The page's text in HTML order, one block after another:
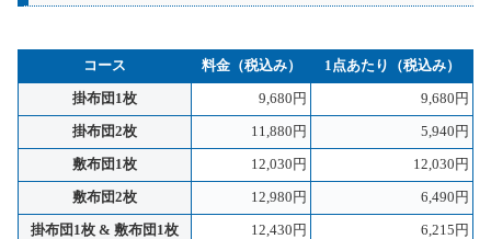
コース 料金（税込み） 1点あたり（税込み）
掛布団1枚 9,680円 9,680円
掛布団2枚 11,880円 5,940円
敷布団1枚 12,030円 12,030円
敷布団2枚 12,980円 6,490円
掛布団1枚 & 敷布団1枚 12,430円 6,215円